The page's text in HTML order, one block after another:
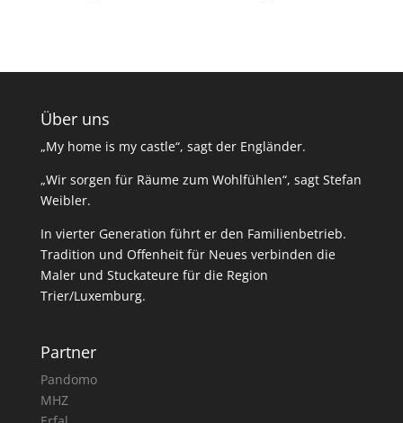
Über uns
„My home is my castle“, sagt der Engländer.
„Wir sorgen für Räume zum Wohlfühlen“, sagt Stefan
Weibler.
In vierter Generation führt er den Familienbetrieb.
Tradition und Offenheit für Neues verbinden die
Maler und Stuckateure für die Region
Trier/Luxemburg.
Partner
Pandomo
MHZ